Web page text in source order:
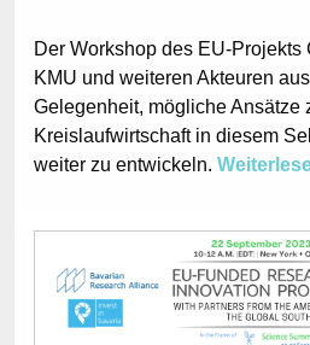
Der Workshop des EU-
KMU und weiteren Akteuren
Gelegenheit, mögliche Ansätze
Kreislaufwirtschaft in diesem
weiter zu entwickeln.